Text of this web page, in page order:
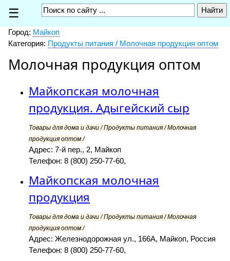
☰
Город: Майкоп
Категория: Продукты питания / Молочная продукция оптом
Молочная продукция оптом
Майкопская молочная
продукция. Адыгейский сыр
Товары для дома и дачи / Продукты питания / Молочная
продукция оптом /
Адрес: 7-й пер., 2, Майкоп
Телефон: 8 (800) 250-77-60,
Майкопская молочная
продукция
Товары для дома и дачи / Продукты питания / Молочная
продукция оптом /
Адрес: Железнодорожная ул., 166А, Майкоп, Россия
Телефон: 8 (800) 250-77-60,